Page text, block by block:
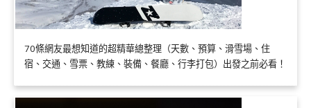
70條網友最想知道的超精華總整理（天數、預算、滑雪場、住
宿、交通、雪票、教練、裝備、餐廳、行李打包）出發之前必看！